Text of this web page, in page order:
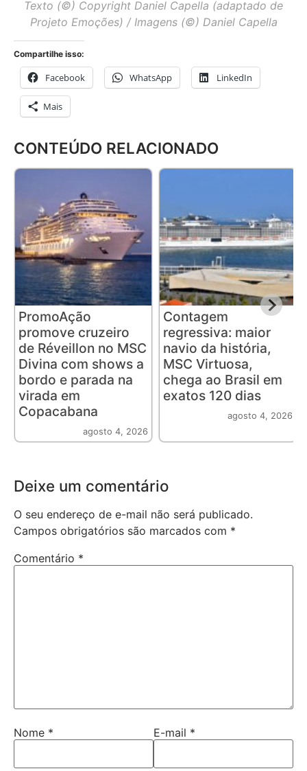
Texto (©) Copyright Daniel Capella (adaptado de
Projeto Emoções) / Imagens (©) Daniel Capella
Compartilhe isso:
Facebook WhatsApp LinkedIn
Mais
CONTEÚDO RELACIONADO
PromoAção
promove cruzeiro
de Réveillon no MSC
Divina com shows a
bordo e parada na
virada em
Copacabana
agosto 4, 2026
Contagem
regressiva: maior
navio da história,
MSC Virtuosa,
chega ao Brasil em
exatos 120 dias
agosto 4, 2026
Deixe um comentário
O seu endereço de e-mail não será publicado.
Campos obrigatórios são marcados com *
Comentário *
Nome * E-mail *